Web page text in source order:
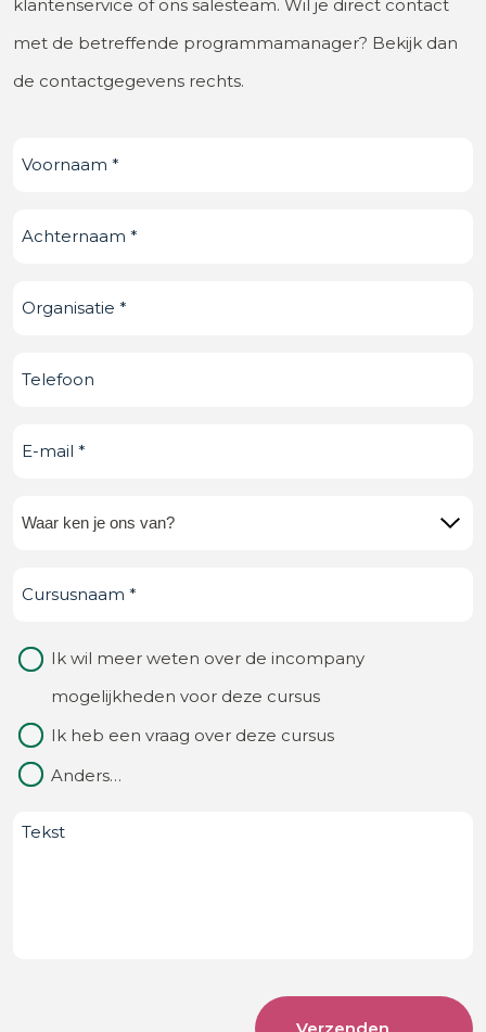
klantenservice of ons salesteam. Wil je direct contact
met de betreffende programmamanager? Bekijk dan
de contactgegevens rechts.
Voornaam (Vereist)
Achternaam (Vereist)
Organisatie(Vereist)
Telefoonnummer
E-
Waar
je
van?
(Vereist)
Cursusnaam (Vereist)
Waarom
contact
Ik wil meer weten over de incompany
mogelijkheden voor deze cursus
Ik heb een vraag over deze cursus
Anders…
Bericht